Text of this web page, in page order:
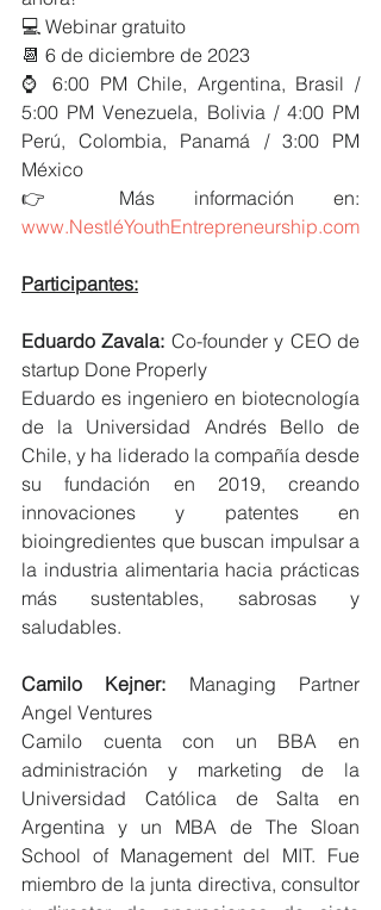
💻 Webinar gratuito
📆 6 de diciembre de 2023
⌚ 6:00 PM Chile, Argentina, Brasil /
5:00 PM Venezuela, Bolivia / 4:00 PM
Perú, Colombia, Panamá / 3:00 PM
México
www.NestléYouthEntrepreneurship.com
Participantes:
Eduardo Zavala: Co-founder y CEO de
startup Done Properly
Eduardo es ingeniero en biotecnología
de la Universidad Andrés Bello de
Chile, y ha liderado la compañía desde
su fundación en 2019, creando
innovaciones y patentes en
bioingredientes que buscan impulsar a
la industria alimentaria hacia prácticas
más sustentables, sabrosas y
saludables.
Camilo Kejner: Managing Partner
Angel Ventures
Camilo cuenta con un BBA en
administración y marketing de la
Universidad Católica de Salta en
Argentina y un MBA de The Sloan
School of Management del MIT. Fue
miembro de la junta directiva, consultor